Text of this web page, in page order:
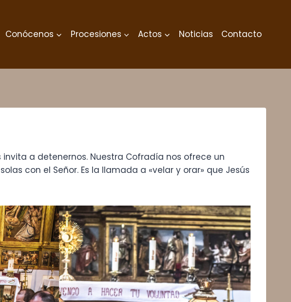
Conócenos Procesiones Actos Noticias Contacto
a detenernos. Nuestra Cofradía nos ofrece un
con el Señor. Es la llamada a «velar y orar» que Jesús